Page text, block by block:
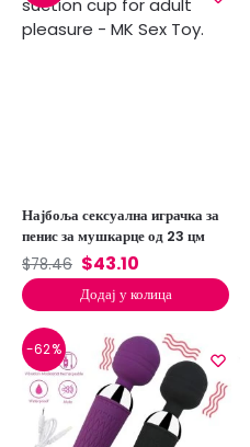
Најбоља сексуална играчка за
пенис за мушкарце од 23 цм
$78.46 $43.10
Додај у колица
-62%